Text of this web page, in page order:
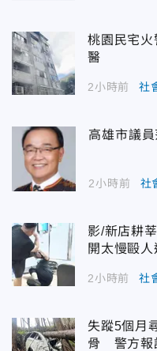
桃園民宅
醫
2小時前 社
高雄市議
2小時前 社
影/新店耕
開太慢毆人
2小時前 社
失蹤5個月
骨 警方報